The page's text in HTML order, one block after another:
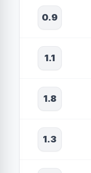
0.9
1.1
1.8
1.3